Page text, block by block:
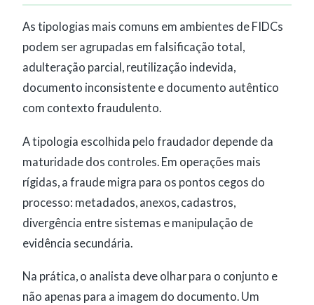
As tipologias mais comuns em ambientes de FIDCs
podem ser agrupadas em falsificação total,
adulteração parcial, reutilização indevida,
documento inconsistente e documento autêntico
com contexto fraudulento.
A tipologia escolhida pelo fraudador depende da
maturidade dos controles. Em operações mais
rígidas, a fraude migra para os pontos cegos do
processo: metadados, anexos, cadastros,
divergência entre sistemas e manipulação de
evidência secundária.
Na prática, o analista deve olhar para o conjunto e
não apenas para a imagem do documento. Um